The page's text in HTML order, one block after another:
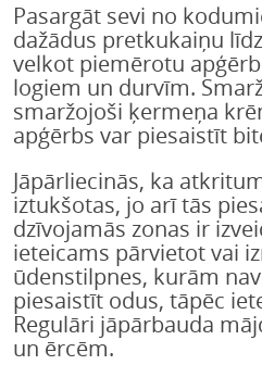
Pasargāt sevi no
dažādus pretkukaiņu
velkot piemērotu
logiem un durvīm.
smaržojoši ķermeņa
apģērbs var piesaistīt
Jāpārliecinās, ka
iztukšotas, jo arī tās
dzīvojamās zonas ir
ieteicams pārvietot vai
ūdenstilpnes, kurām
piesaistīt odus, tāpēc
Regulāri jāpārbauda
un ērcēm.